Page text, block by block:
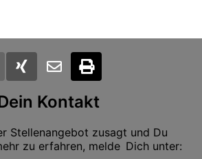
Kontakt
Stellenangebot zusagt und Du
zu erfahren, melde Dich unter: